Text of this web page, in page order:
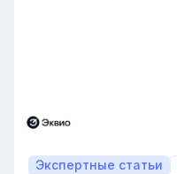
Экспертные статьи